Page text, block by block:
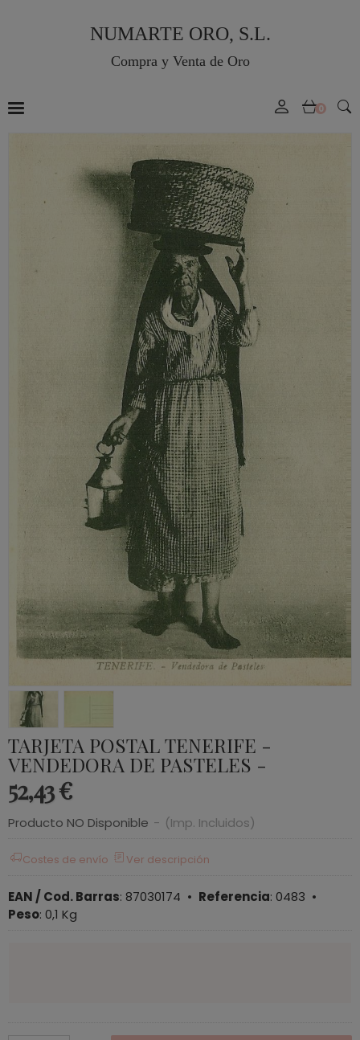
NUMARTE ORO, S.L.
Compra y Venta de Oro
0
TARJETA POSTAL TENERIFE -
VENDEDORA DE PASTELES -
52,43 €
Producto NO Disponible - (Imp. Incluidos)
Costes de envío Ver descripción
EAN / Cod. Barras: 87030174 • Referencia: 0483 •
Peso: 0,1 Kg